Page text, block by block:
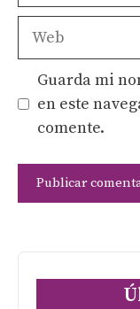
Web
Guarda mi
en este
comente.